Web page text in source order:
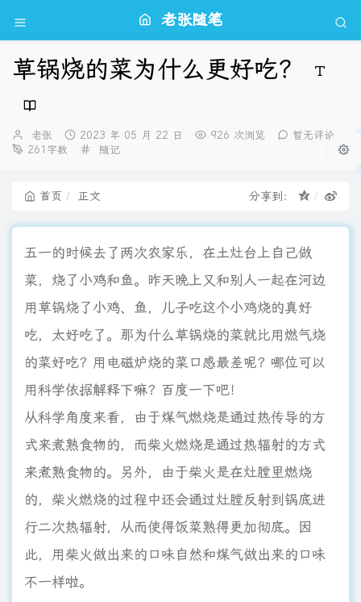
老张随笔
草锅烧的菜为什么更好吃？
博
主：
老张
发
布
2023 年 05 月 22 日 926 次浏览
暂无评论
261字数
分
随记
首页 正文 分享到：
五一的时候去了两次农家乐，在土灶台上自己做
菜，烧了小鸡和鱼。昨天晚上又和别人一起在河边
用草锅烧了小鸡、鱼，儿子吃这个小鸡烧的真好
吃，太好吃了。那为什么草锅烧的菜就比用燃气烧
的菜好吃？用电磁炉烧的菜口感最差呢？哪位可以
用科学依据解释下嘛？百度一下吧！
从科学角度来看，由于煤气燃烧是通过热传导的方
式来煮熟食物的，而柴火燃烧是通过热辐射的方式
来煮熟食物的。另外，由于柴火是在灶膛里燃烧
的，柴火燃烧的过程中还会通过灶膛反射到锅底进
行二次热辐射，从而使得饭菜熟得更加彻底。因
此，用柴火做出来的口味自然和煤气做出来的口味
不一样啦。